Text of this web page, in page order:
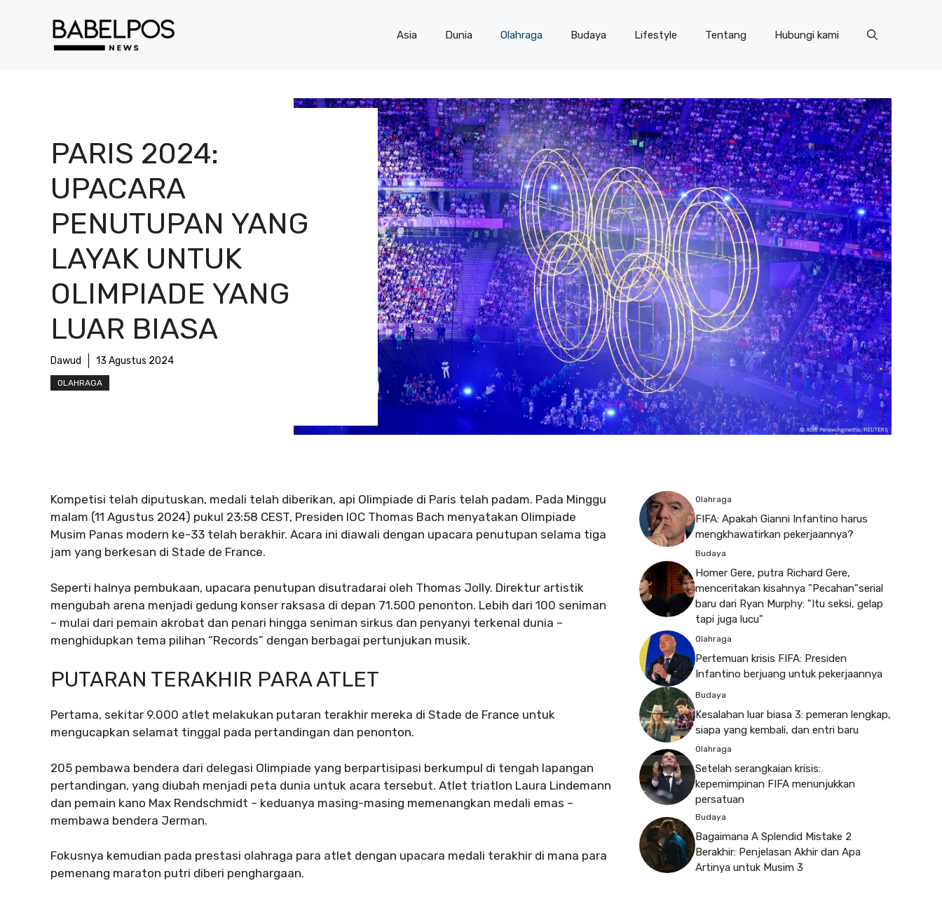
Asia Dunia Olahraga Budaya Lifestyle Tentang Hubungi kami
PARIS 2024:
UPACARA
PENUTUPAN YANG
LAYAK UNTUK
OLIMPIADE YANG
LUAR BIASA
Dawud 13 Agustus 2024
OLAHRAGA
Kompetisi telah diputuskan, medali telah diberikan, api Olimpiade di Paris telah padam. Pada Minggu
malam (11 Agustus 2024) pukul 23:58 CEST, Presiden IOC Thomas Bach menyatakan Olimpiade
Musim Panas modern ke-33 telah berakhir. Acara ini diawali dengan upacara penutupan selama tiga
jam yang berkesan di Stade de France.
Seperti halnya pembukaan, upacara penutupan disutradarai oleh Thomas Jolly. Direktur artistik
mengubah arena menjadi gedung konser raksasa di depan 71.500 penonton. Lebih dari 100 seniman
– mulai dari pemain akrobat dan penari hingga seniman sirkus dan penyanyi terkenal dunia –
menghidupkan tema pilihan “Records” dengan berbagai pertunjukan musik.
PUTARAN TERAKHIR PARA ATLET
Pertama, sekitar 9.000 atlet melakukan putaran terakhir mereka di Stade de France untuk
mengucapkan selamat tinggal pada pertandingan dan penonton.
205 pembawa bendera dari delegasi Olimpiade yang berpartisipasi berkumpul di tengah lapangan
pertandingan, yang diubah menjadi peta dunia untuk acara tersebut. Atlet triatlon Laura Lindemann
dan pemain kano Max Rendschmidt – keduanya masing-masing memenangkan medali emas –
membawa bendera Jerman.
Fokusnya kemudian pada prestasi olahraga para atlet dengan upacara medali terakhir di mana para
pemenang maraton putri diberi penghargaan.
Olahraga
FIFA: Apakah Gianni Infantino harus
mengkhawatirkan pekerjaannya?
Budaya
Homer Gere, putra Richard Gere,
menceritakan kisahnya "Pecahan"serial
baru dari Ryan Murphy: "Itu seksi, gelap
tapi juga lucu"
Olahraga
Pertemuan krisis FIFA: Presiden
Infantino berjuang untuk pekerjaannya
Budaya
Kesalahan luar biasa 3: pemeran lengkap,
siapa yang kembali, dan entri baru
Olahraga
Setelah serangkaian krisis:
kepemimpinan FIFA menunjukkan
persatuan
Budaya
Bagaimana A Splendid Mistake 2
Berakhir: Penjelasan Akhir dan Apa
Artinya untuk Musim 3